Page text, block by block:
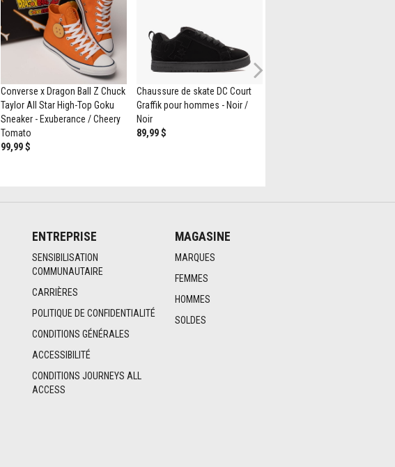
Converse x Dragon Ball Z Chuck
Taylor All Star High-Top Goku
Sneaker - Exuberance / Cheery
Tomato
99,99 $
Chaussure de skate DC Court
Graffik pour hommes - Noir /
Noir
89,99 $
ENTREPRISE
SENSIBILISATION
COMMUNAUTAIRE
CARRIÈRES
POLITIQUE DE CONFIDENTIALITÉ
CONDITIONS GÉNÉRALES
ACCESSIBILITÉ
CONDITIONS JOURNEYS ALL
ACCESS
MAGASINE
MARQUES
FEMMES
HOMMES
SOLDES